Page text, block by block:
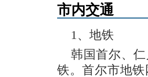
市内交通
1、地铁
韩国首尔、
铁。首尔市地